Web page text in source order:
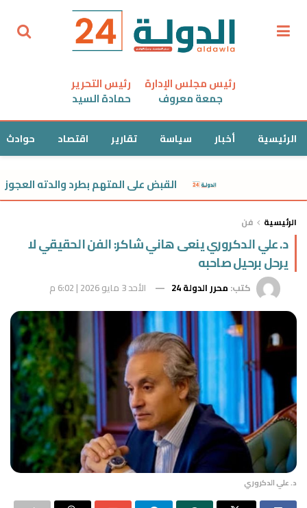
رئيس مجلس الإدارة
جمعة معروف
رئيس التحرير
حمادة السيد
الرئيسية أخبار سياسة تقارير اقتصاد حوادث
القبض على المتهم بطرد والدته العجوز
الرئيسية فن
د. علي الدكروري ينعى هاني شاكر: الفن الحقيقي لا
يرحل برحيل صاحبه
كتب: محرر الدولة 24 الأحد 3 مايو 2026 | 6:02 م
د. علي الدكروري